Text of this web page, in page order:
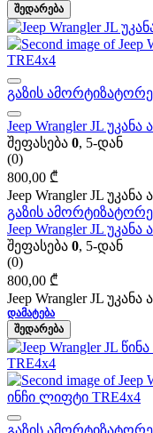
ᲨᲔᲓᲐᲠᲔᲑᲐ
გაზის
Jeep Wrangler JL
შეფასება 0, 5-დან
(0)
800,00 ₾
Jeep Wrangler JL
გაზის
Jeep Wrangler JL
შეფასება 0, 5-დან
(0)
800,00 ₾
Jeep Wrangler JL
ᲓᲐᲛᲐᲢᲔᲑᲐ
ᲨᲔᲓᲐᲠᲔᲑᲐ
გაზის